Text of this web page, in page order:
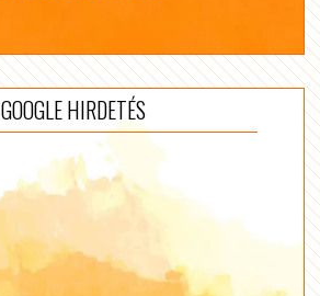
GOOGLE HIRDETÉS